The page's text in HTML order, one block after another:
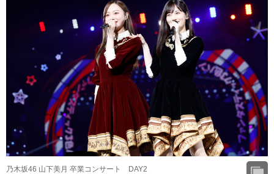
乃木坂46 山下美月 卒業コンサート DAY2